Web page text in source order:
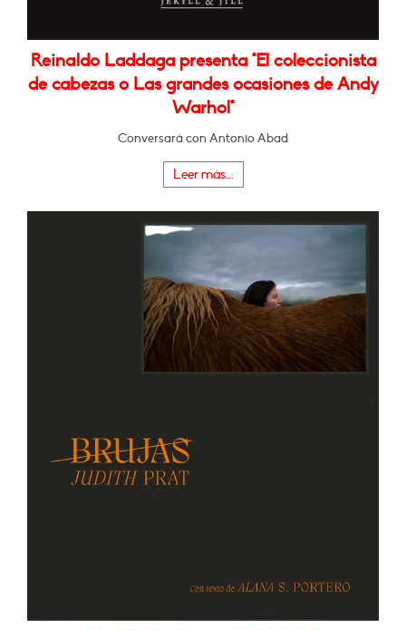
Reinaldo Laddaga presenta "El coleccionista
de cabezas o Las grandes ocasiones de Andy
Warhol"
Conversará con Antonio Abad
Leer más...